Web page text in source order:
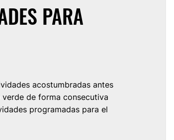
PARA
acostumbradas antes
de forma consecutiva
programadas para el